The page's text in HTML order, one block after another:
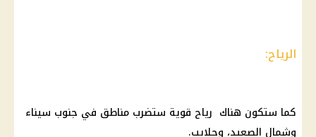
الرياح:
كما ستكون هناك رياح قوية ستضرب مناطق في جنوب سيناء
وشمال الصعيد، وحلايب.